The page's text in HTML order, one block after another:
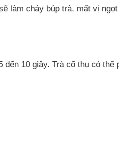
làm cháy búp trà, mất vị ngọt
đến 10 giây. Trà cổ thụ có